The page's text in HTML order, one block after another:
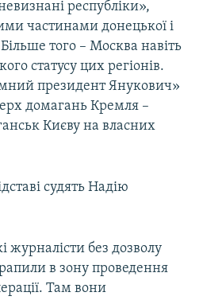
республіки»,
частинами донецької і
того – Москва навіть
статусу цих регіонів.
президент Янукович»
домагань Кремля –
Києву на власних
судять Надію
журналісти без дозволу
в зону проведення
Там вони